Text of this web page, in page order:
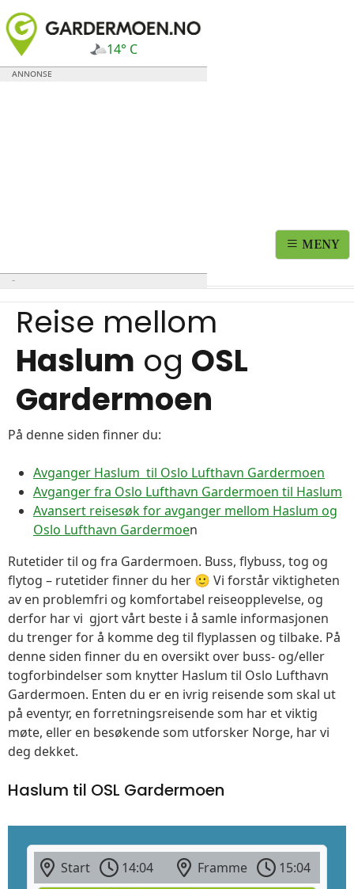
14° C
MENY
Reise mellom
Haslum og OSL
Gardermoen
På denne siden finner du:
Avganger Haslum til Oslo Lufthavn Gardermoen
Avganger fra Oslo Lufthavn Gardermoen til Haslum
Avansert reisesøk for avganger mellom Haslum og
Oslo Lufthavn Gardermoen
Rutetider til og fra Gardermoen. Buss, flybuss, tog og
flytog – rutetider finner du her 🙂 Vi forstår viktigheten
av en problemfri og komfortabel reiseopplevelse, og
derfor har vi gjort vårt beste i å samle informasjonen
du trenger for å komme deg til flyplassen og tilbake. På
denne siden finner du en oversikt over buss- og/eller
togforbindelser som knytter Haslum til Oslo Lufthavn
Gardermoen. Enten du er en ivrig reisende som skal ut
på eventyr, en forretningsreisende som har et viktig
møte, eller en besøkende som utforsker Norge, har vi
deg dekket.
Haslum til OSL Gardermoen
Start 14:04 Framme
15:04